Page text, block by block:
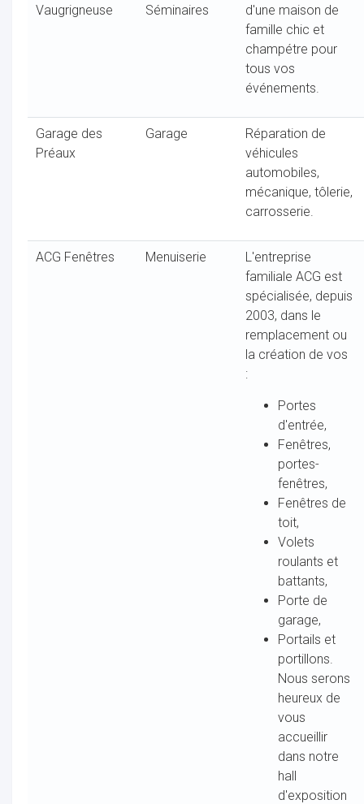
Vaugrigneuse Séminaires
d'une maison de
famille chic et
champétre pour
tous vos
événements.
Garage des
Préaux
Garage
Réparation de
véhicules
automobiles,
mécanique, tôlerie,
carrosserie.
ACG Fenêtres Menuiserie
L'entreprise
familiale ACG est
spécialisée, depuis
2003, dans le
remplacement ou
la création de vos
:
Portes
d'entrée,
Fenêtres,
portes-
fenêtres,
Fenêtres de
toit,
Volets
roulants et
battants,
Porte de
garage,
Portails et
portillons.
Nous serons
heureux de
vous
accueillir
dans notre
hall
d'exposition